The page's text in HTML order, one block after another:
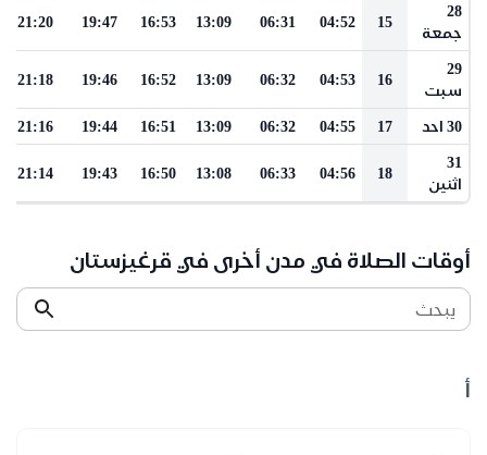
28
جمعة
15
04:52
06:31
13:09
16:53
19:47
21:20
29
سبت
16
04:53
06:32
13:09
16:52
19:46
21:18
30 احد 17
04:55
06:32
13:09
16:51
19:44
21:16
31
اثنين
18
04:56
06:33
13:08
16:50
19:43
21:14
أوقات الصلاة في مدن أخرى في قرغيزستان
يبحث
أ